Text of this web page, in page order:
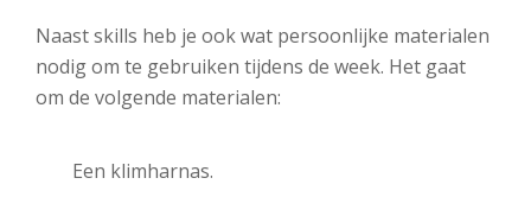
Naast skills heb je ook wat persoonlijke materialen
nodig om te gebruiken tijdens de week. Het gaat
om de volgende materialen:
Een klimharnas.